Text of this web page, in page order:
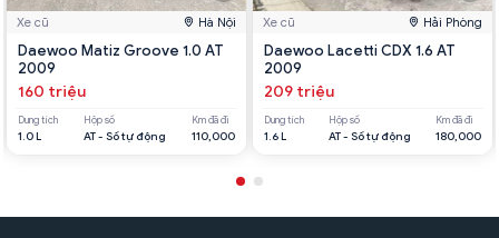
Xe cũ Hà Nội
Daewoo Matiz Groove 1.0 AT
2009
160 triệu
Dung tích
1.0 L
Hộp số
AT - Số tự động
Km đã đi
110,000
Xe cũ Hải Phòng
Daewoo Lacetti CDX 1.6 AT
2009
209 triệu
Dung tích
1.6 L
Hộp số
AT - Số tự động
Km đã đi
180,000